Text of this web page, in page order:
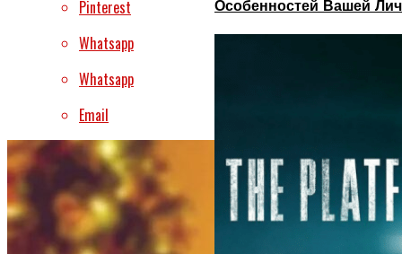
Особенностей Вашей
Pinterest
Whatsapp
Whatsapp
Email